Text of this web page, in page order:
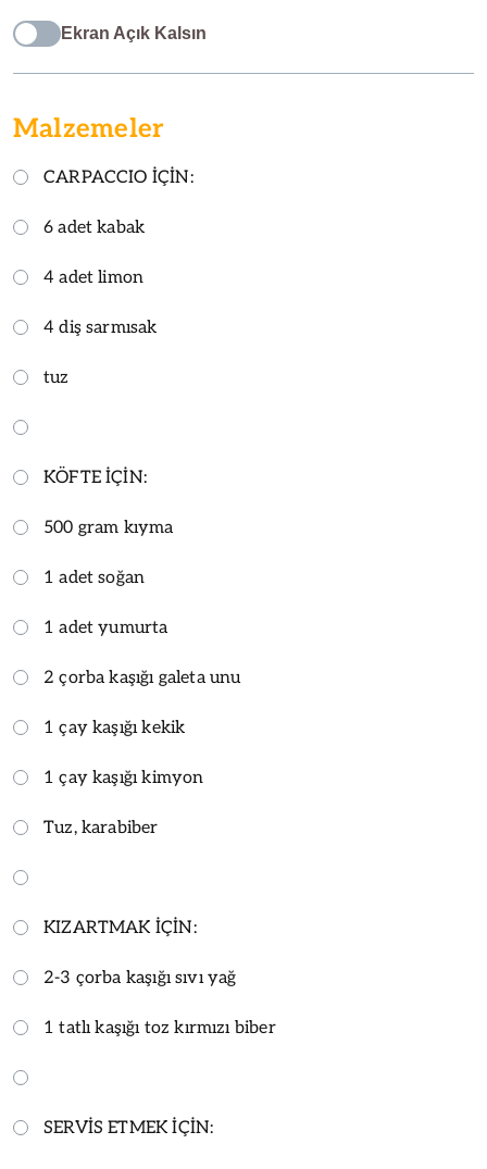
Ekran Açık Kalsın
Malzemeler
CARPACCIO İÇİN:
6 adet kabak
4 adet limon
4 diş sarmısak
tuz
KÖFTE İÇİN:
500 gram kıyma
1 adet soğan
1 adet yumurta
2 çorba kaşığı galeta unu
1 çay kaşığı kekik
1 çay kaşığı kimyon
Tuz, karabiber
KIZARTMAK İÇİN:
2-3 çorba kaşığı sıvı yağ
1 tatlı kaşığı toz kırmızı biber
SERVİS ETMEK İÇİN: